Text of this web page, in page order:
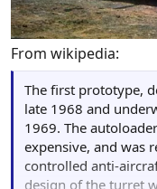
From wikipedia:
The first prototype,
late 1968 and
1969. The
expensive, and was
controlled anti-
design of the turret